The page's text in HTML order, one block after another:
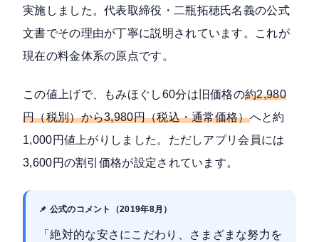
実施しました。代表取締役・二瓶拓穂氏名義の公式
文書でその理由が丁寧に説明されています。これが
現在の料金体系の原点です。
この値上げで、もみほぐし60分は旧価格の約2,980
円（税別）から3,980円（税込・通常価格）へと約
1,000円値上がりしました。ただしアプリ会員には
3,600円の割引価格が設定されています。
📌 公式のコメント（2019年8月）
「絶対的な安さにこだわり、さまざまな努力を